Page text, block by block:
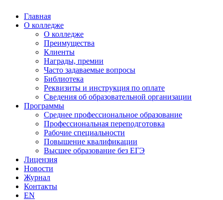
Главная
О колледже
О колледже
Преимущества
Клиенты
Награды, премии
Часто задаваемые вопросы
Библиотека
Реквизиты и инструкция по оплате
Сведения об образовательной организации
Программы
Среднее профессиональное образование
Профессиональная переподготовка
Рабочие специальности
Повышение квалификации
Высшее образование без ЕГЭ
Лицензия
Новости
Журнал
Контакты
EN